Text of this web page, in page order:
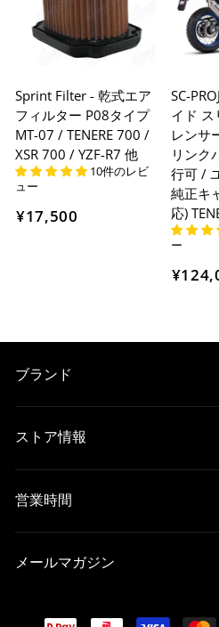
Sprint Filter - 乾式エア
フィルター P08タイプ
MT-07 / TENERE 700 /
XSR 700 / YZF-R7 他
10件のレビ
ュー
¥17,500
SC-
イド ス
レンサ
リンク
行可 /
純正キ
応)
ー
ブランド
ストア情報
営業時間
メールマガジン